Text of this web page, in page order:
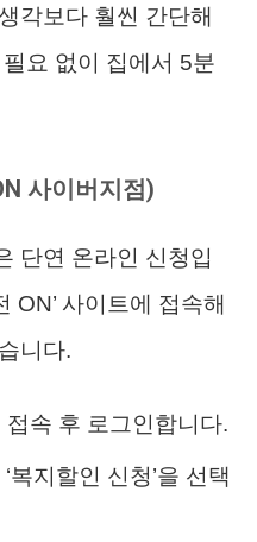
각보다 훨씬 간단해
요 없이 집에서 5분
사이버지점)
단연 온라인 신청입
ON’ 사이트에 접속해
니다.
속 후 로그인합니다.
복지할인 신청’을 선택